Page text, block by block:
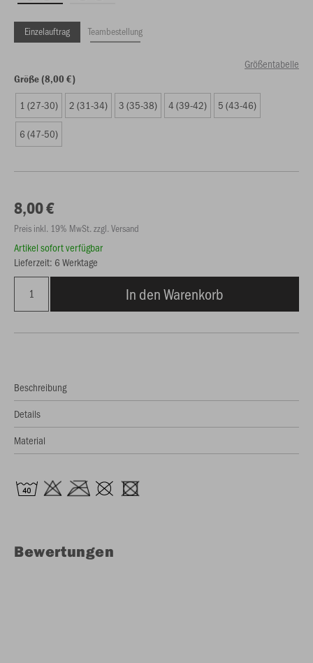
Einzelauftrag Teambestellung
Größentabelle
Größe (8,00 €)
1 (27-30) 2 (31-34) 3 (35-38) 4 (39-42) 5 (43-46)
6 (47-50)
8,00 €
Preis inkl. 19% MwSt. zzgl. Versand
Artikel sofort verfügbar
Lieferzeit: 6 Werktage
In den Warenkorb
Beschreibung
Details
Material
Bewertungen